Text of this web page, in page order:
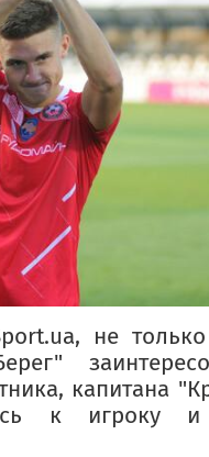
не
капитана
к игроку и